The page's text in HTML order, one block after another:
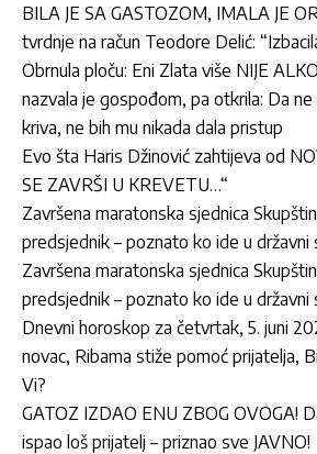
BILA JE SA GASTOZOM, IMALA JE
tvrdnje na račun Teodore Delić:
Obrnula ploču: Eni Zlata više NIJE
nazvala je gospođom, pa otkrila: Da
kriva, ne bih mu nikada dala pristup
Evo šta Haris Džinović zahtijeva od
SE ZAVRŠI U KREVETU…“
Završena maratonska sjednica
predsjednik – poznato ko ide u državni
Završena maratonska sjednica
predsjednik – poznato ko ide u državni
Dnevni horoskop za četvrtak, 5. juni
novac, Ribama stiže pomoć prijatelja,
Vi?
GATOZ IZDAO ENU ZBOG OVOGA!
ispao loš prijatelj – priznao sve JAVNO!